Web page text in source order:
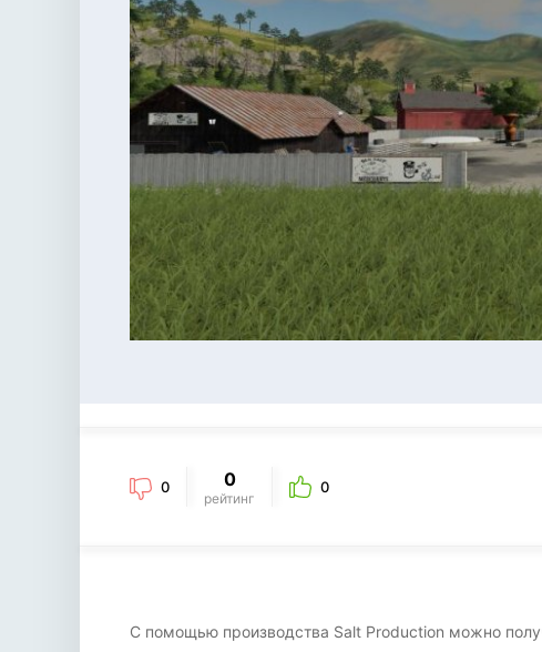
0 0
рейтинг
0
С помощью производства Salt Production можно